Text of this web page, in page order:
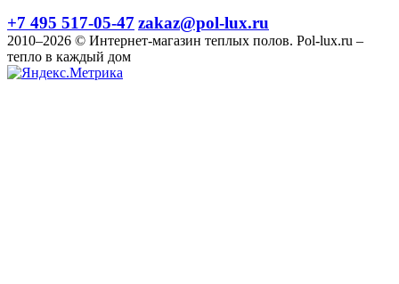
+7 495 517-05-47 zakaz@pol-lux.ru
2010–2026 © Интернет-магазин теплых полов. Pol-lux.ru –
тепло в каждый дом